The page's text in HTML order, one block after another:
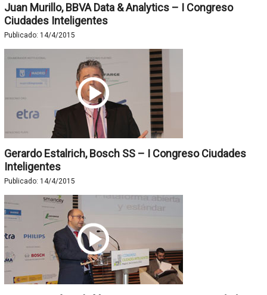
Juan Murillo, BBVA Data & Analytics – I Congreso
Ciudades Inteligentes
Publicado: 14/4/2015
Gerardo Estalrich, Bosch SS – I Congreso Ciudades
Inteligentes
Publicado: 14/4/2015